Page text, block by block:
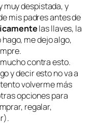
muy despistada, y
mis padres antes de
las llaves, la
me dejo algo,
contra esto.
y deciresto no va a
volverme más
opciones para
regalar,